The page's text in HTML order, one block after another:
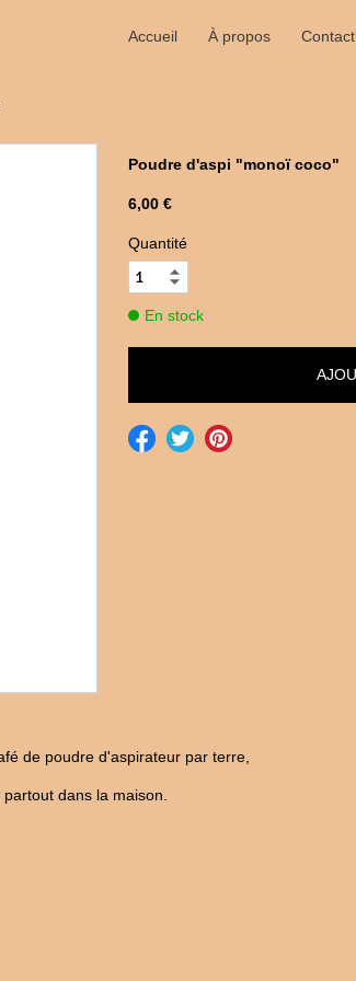
Accueil À propos Contact
Poudre d'aspi "monoï coco"
6,00 €
Quantité
En stock
de poudre d'aspirateur par terre,
dans la maison.